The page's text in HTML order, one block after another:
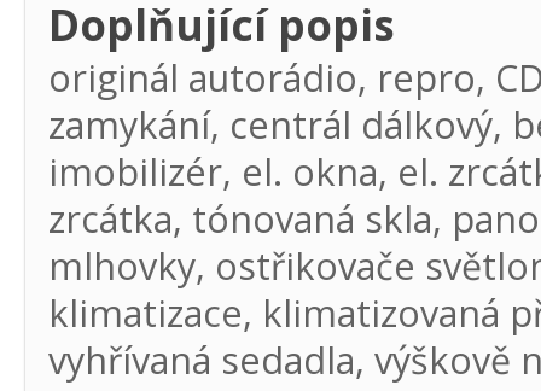
Doplňující popis
originál autorádio, repro,
zamykání, centrál dálkový,
imobilizér, el. okna, el.
zrcátka, tónovaná skla,
mlhovky, ostřikovače
klimatizace, klimatizovaná
vyhřívaná sedadla, výškově